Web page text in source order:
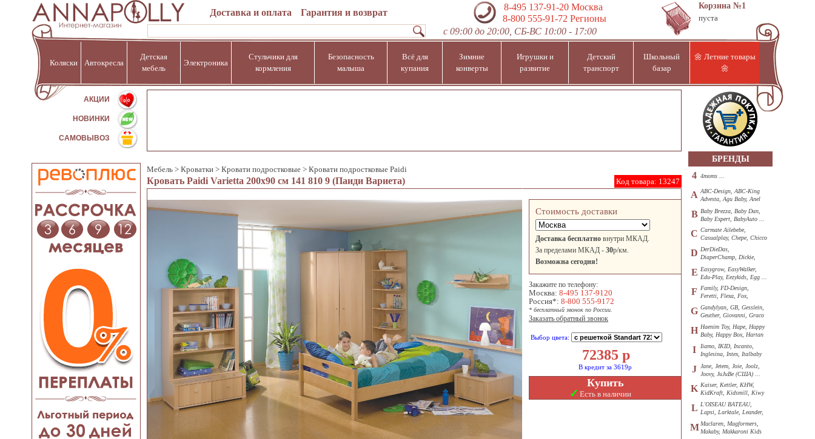
Доставка и оплата Гарантия и возврат
8-495 137-91-20Москва
8-800 555-91-72 Регионы
с 09:00 до 20:00, СБ-ВС 10:00 - 17:00
Корзина №1
пуста
Коляски Автокресла
Детская
мебель
Электроника
Стульчики для
кормления
Безопасность
малыша
Всё для
купания
Зимние
конверты
Игрушки и
развитие
Детский
транспорт
Школьный
базар
🌼 Летние товары
🌼
АКЦИИ %
НОВИНКИ
САМОВЫВОЗ
Мебель > Кроватки > Кровати подростковые > Кровати подростковые Paidi
Код товара: 13247
Кровать Paidi Varietta 200x90 см 141 810 9 (Паиди Вариета)
Стоимость доставки
Доставка бесплатно внутри МКАД.
За пределами МКАД - 30р/км.
Возможна сегодня!
Закажите по телефону:
Москва: 8-495 137-9120
Россия*: 8-800 555-9172
* бесплатный звонок по России.
Заказать обратный звонок
Выбор цвета:
72385 р
В кредит за 3619р
Купить
✓ Есть в наличии
БРЕНДЫ
4 4moms ...
A ABC-Design, ABC-King
Advesta, Agu Baby, Anel
B Baby Brezza, Baby Dan,
Baby Expert, BabyAuto ...
C Carmate Ailebebe,
Casualplay, Chepe, Chicco
D DerDieDas,
DiaperChamp, Dickie,
E Easygrow, EasyWalker,
Edu-Play, Eezykids, Egg ...
F
Family, FD-Design,
Feretti, Flexa, Fox,
G Gandylyan, GB, Gesslein,
Geuther, Giovanni, Graco
H Haenim Toy, Hape, Happy
Baby, Happy Box, Hartan
I
Iiamo, IKID, Incanto,
Inglesina, Intex, Italbaby
J
Jane, Jetem, Joie, Joolz,
Joovy, JuJuBe (США) ...
K Kaiser, Kettler, KHW,
KidKraft, Kidsmill, Kiwy
L L'OISEAU BATEAU,
Lapsi, Larktale, Leander,
M Maclaren, Magformers,
Makaby, Makkaroni Kids